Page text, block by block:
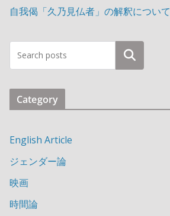
自我偈「久乃見仏者」の解釈について
検索
Category
English Article
ジェンダー論
映画
時間論